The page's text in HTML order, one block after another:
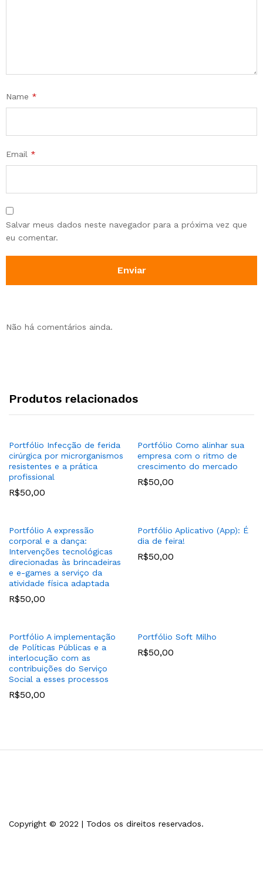
Name *
Email *
Salvar meus dados neste navegador para a próxima vez que
eu comentar.
Não há comentários ainda.
Produtos relacionados
Portfólio Infecção de ferida
cirúrgica por microrganismos
resistentes e a prática
profissional
R$50,00
Portfólio Como alinhar sua
empresa com o ritmo de
crescimento do mercado
R$50,00
Portfólio A expressão
corporal e a dança:
Intervenções tecnológicas
direcionadas às brincadeiras
e e-games a serviço da
atividade física adaptada
R$50,00
Portfólio Aplicativo (App): É
dia de feira!
R$50,00
Portfólio A implementação
de Políticas Públicas e a
interlocução com as
contribuições do Serviço
Social a esses processos
R$50,00
Portfólio Soft Milho
R$50,00
Copyright © 2022 | Todos os direitos reservados.